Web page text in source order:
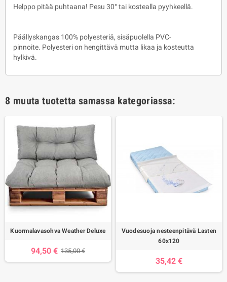
Helppo pitää puhtaana! Pesu 30° tai kostealla pyyhkeellä.
Päällyskangas 100% polyesteriä, sisäpuolella PVC-
pinnoite. Polyesteri on hengittävä mutta likaa ja kosteutta
hylkivä.
8 muuta tuotetta samassa kategoriassa:
Kuormalavasohva Weather Deluxe
94,50 € 135,00 €
Vuodesuoja nesteenpitävä Lasten
60x120
35,42 €